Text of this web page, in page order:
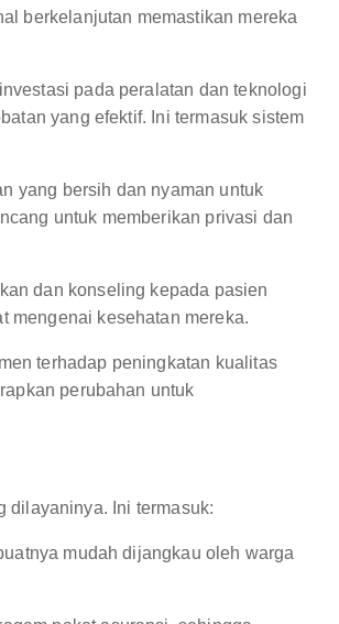
berkelanjutan memastikan mereka
pada peralatan dan teknologi
yang efektif. Ini termasuk sistem
yang bersih dan nyaman untuk
untuk memberikan privasi dan
dan konseling kepada pasien
mengenai kesehatan mereka.
terhadap peningkatan kualitas
perubahan untuk
dilayaninya. Ini termasuk:
mudah dijangkau oleh warga